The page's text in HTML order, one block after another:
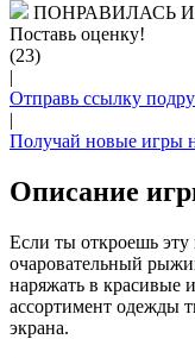
ПОНРАВИЛАСЬ
Поставь оценку!
(23)
|
Отправь ссылку
|
Получай новые игры
Описание
Если ты откроешь эту
очаровательный
наряжать в красивые
ассортимент одежды
экрана.